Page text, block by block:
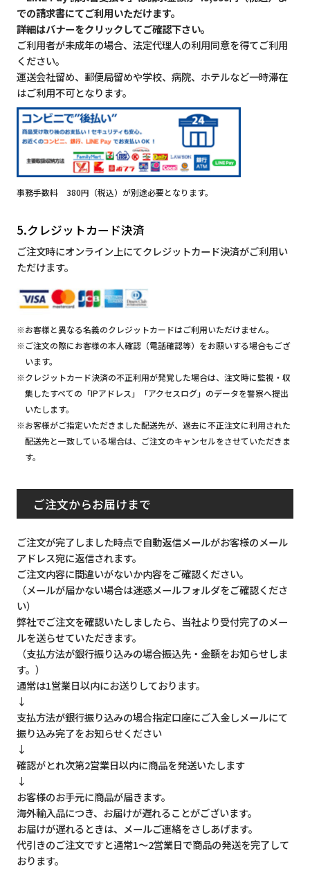
での請求書にてご利用いただけます。
詳細はバナーをクリックしてご確認下さい。
ご利用者が未成年の場合、法定代理人の利用同意を得てご利用
ください。
運送会社留め、郵便局留めや学校、病院、ホテルなど一時滞在
はご利用不可となります。
事務手数料 380円（税込）が別途必要となります。
5.クレジットカード決済
ご注文時にオンライン上にてクレジットカード決済がご利用い
ただけます。
※お客様と異なる名義のクレジットカードはご利用いただけません。
※ご注文の際にお客様の本人確認（電話確認等）をお願いする場合もござ
います。
※クレジットカード決済の不正利用が発覚した場合は、注文時に監視・収
集したすべての「IPアドレス」「アクセスログ」のデータを警察へ提出
いたします。
※お客様がご指定いただきました配送先が、過去に不正注文に利用された
配送先と一致している場合は、ご注文のキャンセルをさせていただきま
す。
ご注文からお届けまで
ご注文が完了しました時点で自動返信メールがお客様のメール
アドレス宛に返信されます。
ご注文内容に間違いがないか内容をご確認ください。
（メールが届かない場合は迷惑メールフォルダをご確認くださ
い）
弊社でご注文を確認いたしましたら、当社より受付完了のメー
ルを送らせていただきます。
（支払方法が銀行振り込みの場合振込先・金額をお知らせしま
す。）
通常は1営業日以内にお送りしております。
↓
支払方法が銀行振り込みの場合指定口座にご入金しメールにて
振り込み完了をお知らせください
↓
確認がとれ次第2営業日以内に商品を発送いたします
↓
お客様のお手元に商品が届きます。
海外輸入品につき、お届けが遅れることがございます。
お届けが遅れるときは、メールご連絡をさしあげます。
代引きのご注文ですと通常1～2営業日で商品の発送を完了して
おります。